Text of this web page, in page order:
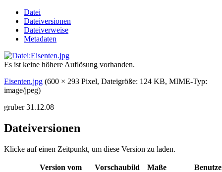
Datei
Dateiversionen
Dateiverweise
Metadaten
Es ist keine höhere Auflösung vorhanden.
Eisenten.jpg (600 × 293 Pixel, Dateigröße: 124 KB, MIME-Typ:
image/jpeg)
gruber 31.12.08
Dateiversionen
Klicke auf einen Zeitpunkt, um diese Version zu laden.
Version vom Vorschaubild Maße